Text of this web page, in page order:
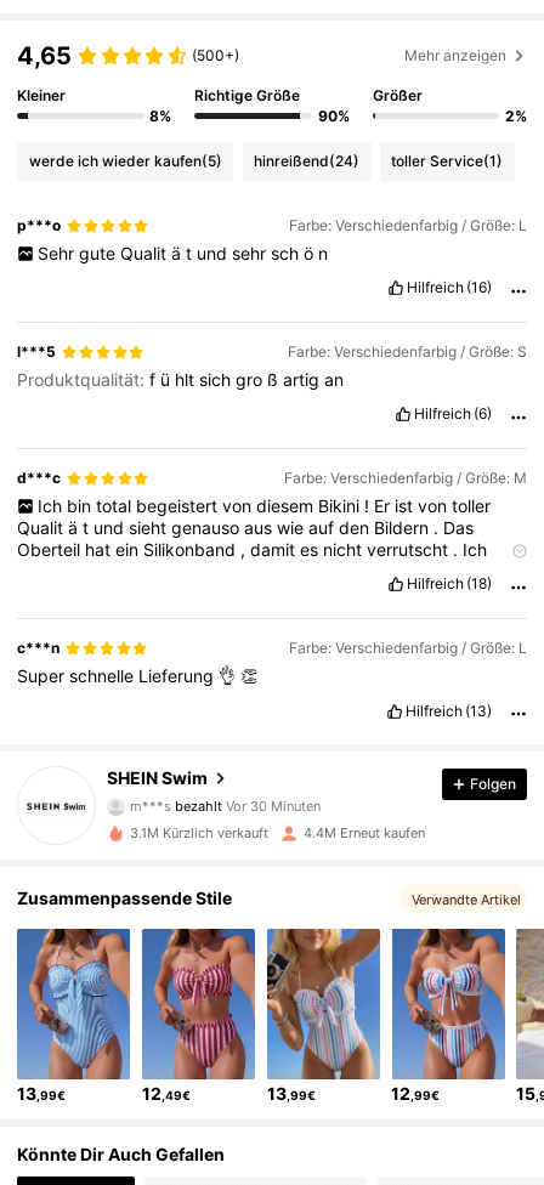
4,65 (500+) Mehr anzeigen
Kleiner
8%
Richtige Größe
90%
Größer
2%
werde ich wieder kaufen(5) hinreißend(24) toller Service(1)
p***o Farbe: Verschiedenfarbig / Größe: L
Sehr gute Qualit ä t und sehr sch ö n
Hilfreich (16)
l***5 Farbe: Verschiedenfarbig / Größe: S
Produktqualität:f ü hltsichgro ßartigan
Hilfreich (6)
d***c Farbe: Verschiedenfarbig / Größe: M
Ich bin total begeistert von diesem Bikini ! Er ist von toller
Qualität undsiehtgenausoauswieaufden Bildern . Das
Oberteil hatein Silikonband ,damites nichtverrutscht . Ich
underpasstmir
perfekt.Ichdenke,eristnichtfürFrauenmitgrößerer
Oberweite geeignet
herausnehmenkann einsuperPreis-Leistungs-
Verhältnis!
Hilfreich (18)
c***n Farbe: Verschiedenfarbig / Größe: L
Superschnelle Lieferung 👌👏
Hilfreich (13)
SHEIN Swim
4,88
414K Follower
m***s bezahlt
3***8istVor 3 Stundengefolgt
4,88 414K Follower
414K Follower
4,88 414K Follower
Folgen
3.1M Kürzlich verkauft 4.4M Erneut kaufen
Zusammenpassende Stile Verwandte Artikel
13 ,99€ 12 ,49€ 13,99€ 12 ,99€ 15
Könnte Dir Auch Gefallen